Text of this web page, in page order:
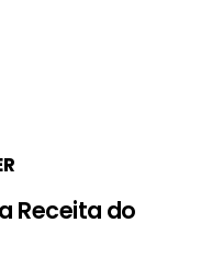
Receita do